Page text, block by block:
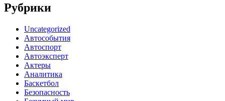
Рубрики
Uncategorized
Автособытия
Автоспорт
Автоэксперт
Актеры
Аналитика
Баскетбол
Безопасность